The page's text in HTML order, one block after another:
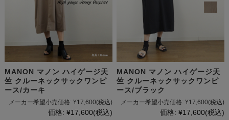
MANON マノン ハイゲージ天
竺 クルーネックサックワンピ
ース/カーキ
メーカー希望小売価格: ¥17,600(税込)
価格: ¥17,600(税込)
MANON マノン ハイゲージ天
竺 クルーネックサックワンピ
ース/ブラック
メーカー希望小売価格: ¥17,600(税込)
価格: ¥17,600(税込)